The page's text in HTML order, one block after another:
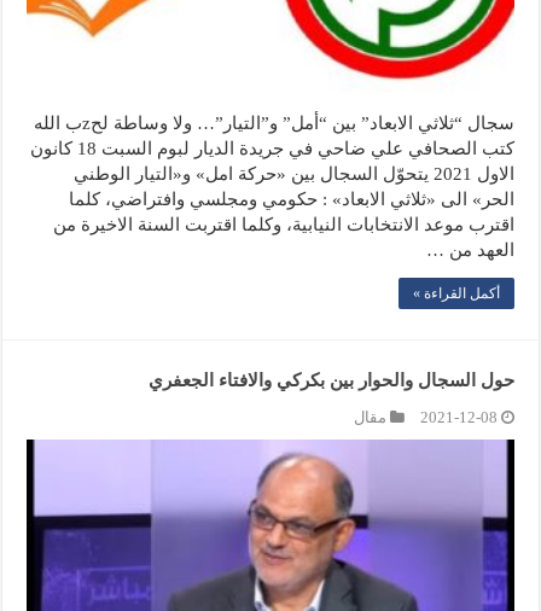
سجال “ثلاثي الابعاد” بين “أمل” و”التيار”… ولا وساطة لحzب الله
كتب الصحافي علي ضاحي في جريدة الديار لبوم السبت 18 كانون
الاول 2021 يتحوّل السجال بين «حركة امل» و«التيار الوطني
الحر» الى «ثلاثي الابعاد» : حكومي ومجلسي وافتراضي، كلما
اقترب موعد الانتخابات النيابية، وكلما اقتربت السنة الاخيرة من
العهد من …
أكمل القراءة »
حول السجال والحوار بين بكركي والافتاء الجعفري
2021-12-08 مقال